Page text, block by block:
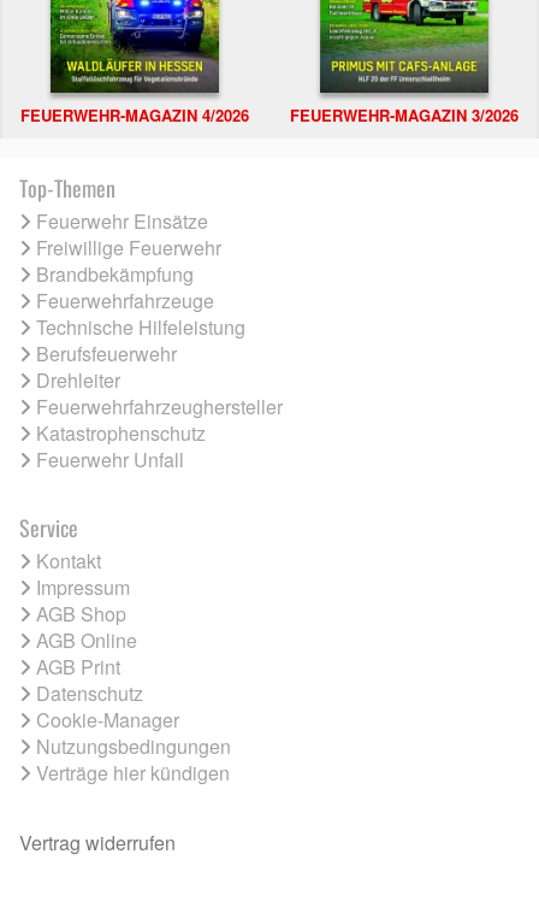
FEUERWEHR-MAGAZIN 4/2026 FEUERWEHR-MAGAZIN 3/2026
Top-Themen
Feuerwehr Einsätze
Freiwillige Feuerwehr
Brandbekämpfung
Feuerwehrfahrzeuge
Technische Hilfeleistung
Berufsfeuerwehr
Drehleiter
Feuerwehrfahrzeughersteller
Katastrophenschutz
Feuerwehr Unfall
Service
Kontakt
Impressum
AGB Shop
AGB Online
AGB Print
Datenschutz
Cookie-Manager
Nutzungsbedingungen
Verträge hier kündigen
Vertrag widerrufen